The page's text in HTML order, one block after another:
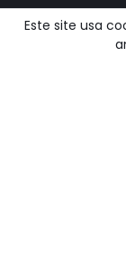
Este site usa